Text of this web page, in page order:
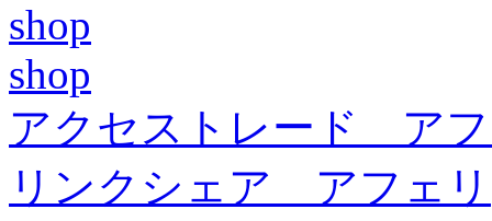
shop
shop
アクセストレード ア
リンクシェア アフェリ